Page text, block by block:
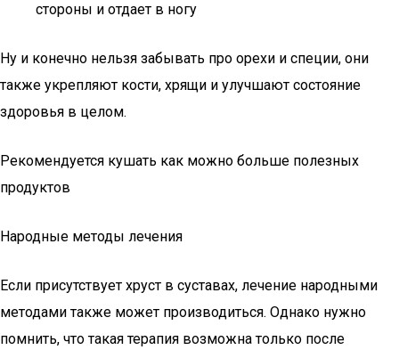
стороны и отдает в ногу
Ну и конечно нельзя забывать про орехи и специи, они
также укрепляют кости, хрящи и улучшают состояние
здоровья в целом.
Рекомендуется кушать как можно больше полезных
продуктов
Народные методы лечения
Если присутствует хруст в суставах, лечение народными
методами также может производиться. Однако нужно
помнить, что такая терапия возможна только после